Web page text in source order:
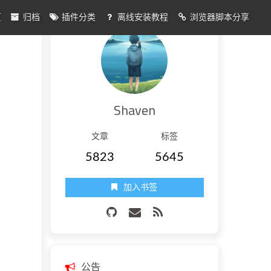
归档 插件分类 离线安装教程 浏览器脚本分享
Shaven
文章
5823
标签
5645
加入书签
公告